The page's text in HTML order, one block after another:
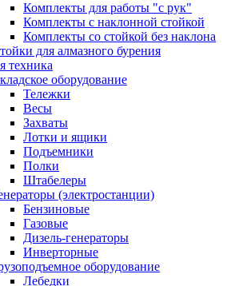
Комплекты для работы "с рук"
Комплекты с наклонной стойкой
Комплекты со стойкой без наклона
для алмазного бурения
техника
оборудование
Тележки
Весы
Захваты
Лотки и ящики
Подъемники
Полки
Штабелеры
(электростанции)
Бензиновые
Газовые
Дизель-генераторы
Инверторные
оборудование
Лебедки